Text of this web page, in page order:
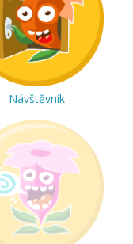
Návštěvník